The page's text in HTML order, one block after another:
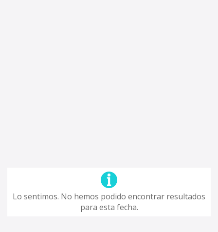
Lo sentimos. No hemos podido encontrar resultados
para esta fecha.